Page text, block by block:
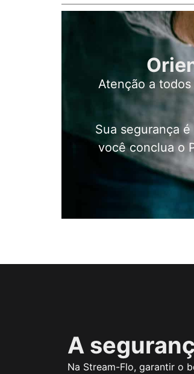
Atenção a
Sua segurança
você conclua o
A
Na Stream-Flo, garantir o